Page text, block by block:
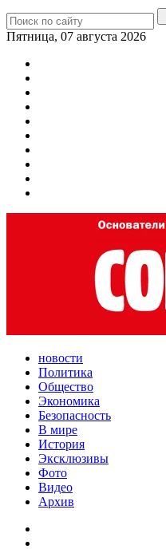
Пятница, 07 августа 2026
новости
Политика
Общество
Экономика
Безопасность
В мире
История
Эксклюзивы
Фото
Видео
Архив